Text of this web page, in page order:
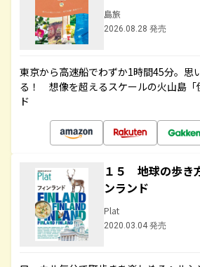
島旅
2026.08.28 発売
東京から高速船でわずか1時間45分。思
る！ 想像を超えるスケールの火山島「
ド
１５ 地球の歩
ンランド
Plat
2020.03.04 発売